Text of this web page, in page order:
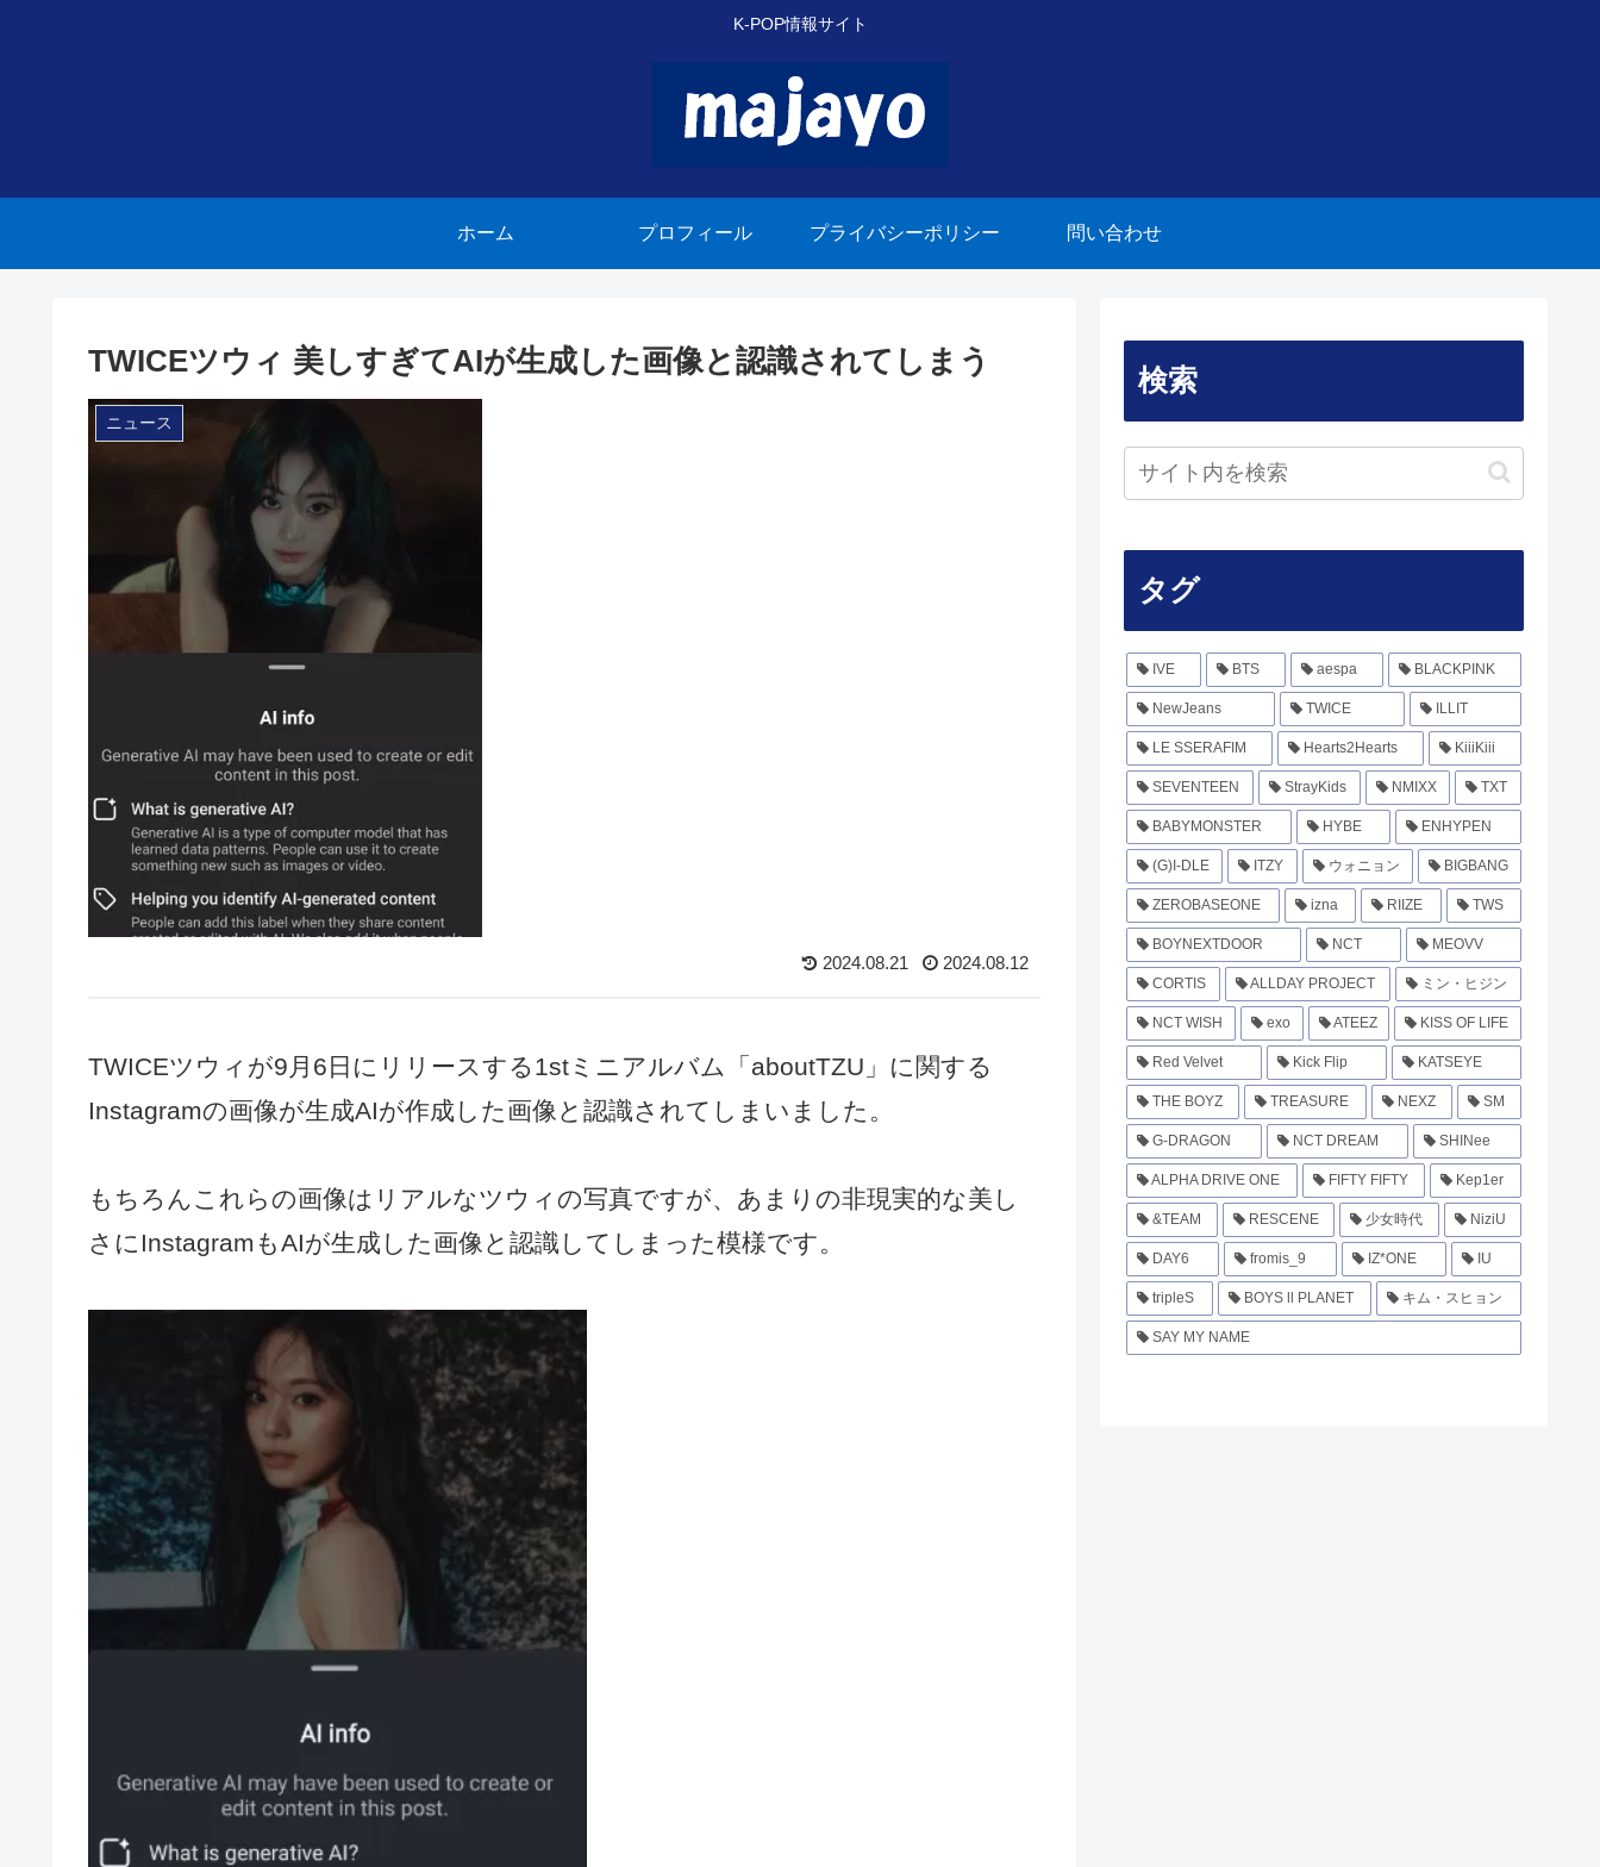
K-POP情報サイト
ホーム プロフィール プライバシーポリシー 問い合わせ
TWICEツウィ 美しすぎてAIが生成した画像と認識されてしまう
ニュース
2024.08.21 2024.08.12
TWICEツウィが9月6日にリリースする1stミニアルバム「aboutTZU」に関する
Instagramの画像が生成AIが作成した画像と認識されてしまいました。
もちろんこれらの画像はリアルなツウィの写真ですが、あまりの非現実的な美し
さにInstagramもAIが生成した画像と認識してしまった模様です。
検索
タグ
IVE BTS aespa BLACKPINK
NewJeans TWICE ILLIT
LE SSERAFIM Hearts2Hearts KiiiKiii
SEVENTEEN StrayKids NMIXX TXT
BABYMONSTER HYBE ENHYPEN
(G)I-DLE ITZY ウォニョン BIGBANG
ZEROBASEONE izna RIIZE TWS
BOYNEXTDOOR NCT MEOVV
CORTIS ALLDAY PROJECT ミン・ヒジン
NCT WISH exo ATEEZ KISS OF LIFE
Red Velvet Kick Flip KATSEYE
THE BOYZ TREASURE NEXZ SM
G-DRAGON NCT DREAM SHINee
ALPHA DRIVE ONE FIFTY FIFTY Kep1er
&TEAM RESCENE 少女時代 NiziU
DAY6 fromis_9 IZ*ONE IU
tripleS BOYS ll PLANET キム・スヒョン
SAY MY NAME